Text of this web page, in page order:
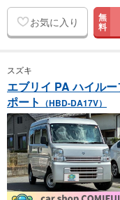
お気に入り 無
料
スズキ
エブリイ PA ハイル
ポート （HBD-DA17V）